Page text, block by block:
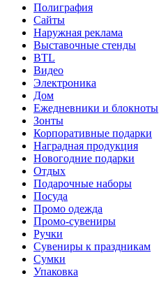
Полиграфия
Сайты
Наружная реклама
Выставочные стенды
BTL
Видео
Электроника
Дом
Ежедневники и блокноты
Зонты
Корпоративные подарки
Наградная продукция
Новогодние подарки
Отдых
Подарочные наборы
Посуда
Промо одежда
Промо-сувениры
Ручки
Сувениры к праздникам
Сумки
Упаковка